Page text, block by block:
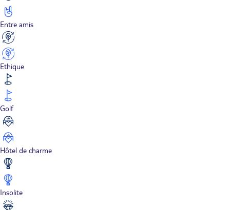
Entre amis
Ethique
Golf
Hôtel de charme
Insolite